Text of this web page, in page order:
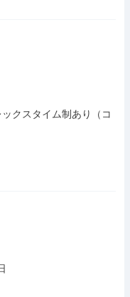
クスタイム制あり（コ